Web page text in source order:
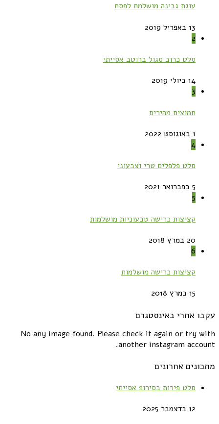
עוגת גבינה מושלמת לפסח
13 באפריל 2019
2
סלט כרוב סגול ברוטב אסייתי
14 ביולי 2019
3
חמוצים מהירים
1 באוגוסט 2022
4
סלט פלפלים טרי וצבעוני
5 בפברואר 2021
5
קציצות כרישה טבעוניות מושלמות
20 במרץ 2018
6
קציצות כרישה מושלמות
15 במרץ 2018
עקבו אחרי באינסטגרם
No any image found. Please check it again or try with
another instagram account.
מתכונים אחרונים
סלט פירות בסירופ אסייתי
12 בדצמבר 2025